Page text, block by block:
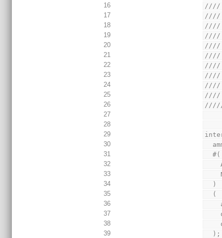
16
////
17
////
18
////
19
////
20
21
22
////
23
////
24
////
25
26
27
28
29
30
31
  #(
32
33
34
  )
35
  (
36
37
38
39
  );